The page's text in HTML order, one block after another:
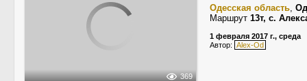
369
Одесская область,
Маршрут 13т, с.
1 февраля 2017 г., среда
Автор: Alex-Od